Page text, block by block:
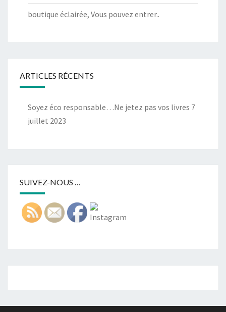
boutique éclairée, Vous pouvez entrer..
ARTICLES RÉCENTS
Soyez éco responsable…Ne jetez pas vos livres 7
juillet 2023
SUIVEZ-NOUS …